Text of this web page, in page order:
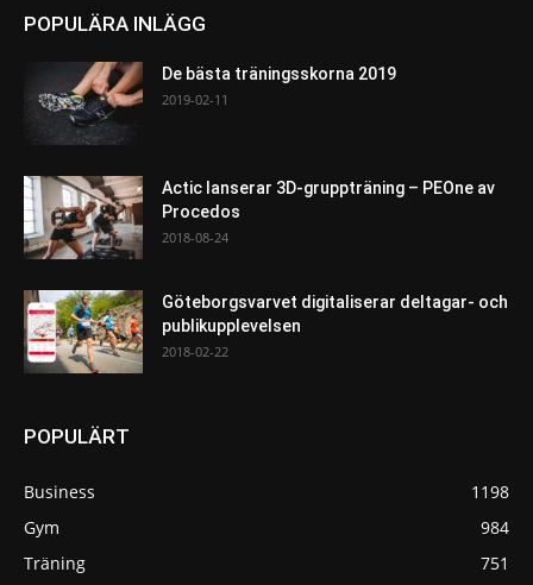
POPULÄRA INLÄGG
De bästa träningsskorna 2019
2019-02-11
Actic lanserar 3D-gruppträning – PEOne av
Procedos
2018-08-24
Göteborgsvarvet digitaliserar deltagar- och
publikupplevelsen
2018-02-22
POPULÄRT
Business
1198
Gym
984
Träning
751